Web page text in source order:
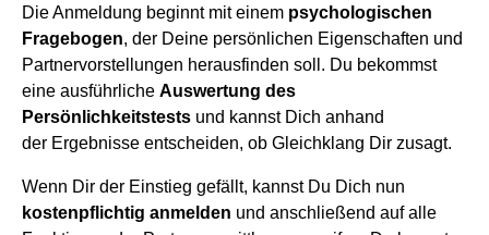
Die Anmeldung beginnt mit einem psychologischen
Fragebogen, der Deine persönlichen Eigenschaften und
Partnervorstellungen herausfinden soll. Du bekommst
eine ausführliche Auswertung des
Persönlichkeitstests und kannst Dich anhand
der Ergebnisse entscheiden, ob Gleichklang Dir zusagt.
Wenn Dir der Einstieg gefällt, kannst Du Dich nun
kostenpflichtig anmelden und anschließend auf alle